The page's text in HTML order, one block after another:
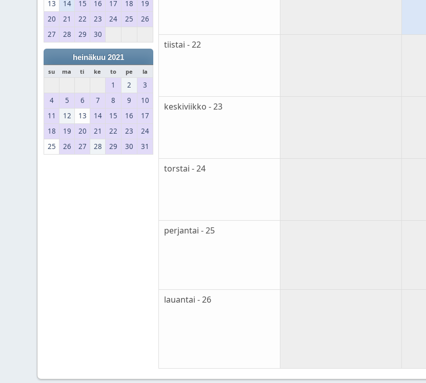
13
14 15 16 17 18
19
20
21 22 23 24 25
26
27
28 29 30
heinäkuu 2021
su ma ti ke to pe la
1 2
3
4
5 6 7 8 9
10
11
12 13 14 15 16
17
18
19 20 21 22 23
24
25
26 27 28 29 30 31
tiistai - 22
keskiviikko - 23
torstai - 24
perjantai - 25
lauantai - 26